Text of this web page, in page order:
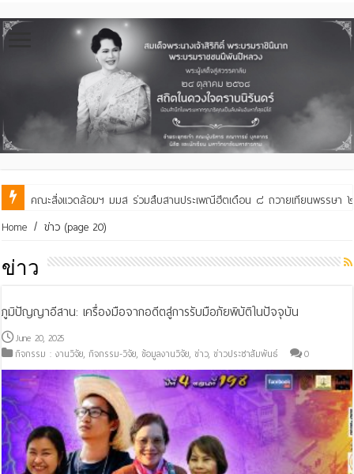
คณะสิ่งแวดล้อมฯ มมส ร่วมสืบสานประเพณีฮีตเดือน ๘ ถวายเทียนพรรษา ๒
คณะสิ่งแวดล้อมฯ มมส ร่วมต้อนรับและแลกเปลี่ยนเรียนรู้กับบัณฑิตวิทยาลัย ใน
Home / ข่าว (page 20)
ข่าว
ภูมิปัญญาอีสาน: เครื่องมือจากอดีตสู่การรับมือภัยพิบัติในปัจจุบัน
June 20, 2025
กิจกรรม : งานวิจัย,กิจกรรม-วิจัย,ข้อมูลงานวิจัย,ข่าว,ข่าวประชาสัมพันธ์ 0